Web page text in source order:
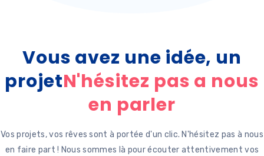
Vous avez une idée, un
projetN'hésitez pas a nous
en parler
Vos projets, vos rêves sont à portée d'un clic. N'hésitez pas à nous
en faire part ! Nous sommes là pour écouter attentivement vos